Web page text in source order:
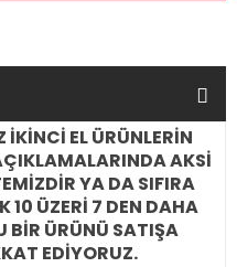
EL ÜRÜNLERİN
AKSİ
YA DA SIFIRA
10 ÜZERİ 7 DEN DAHA
BİR ÜRÜNÜ SATIŞA
EDİYORUZ.